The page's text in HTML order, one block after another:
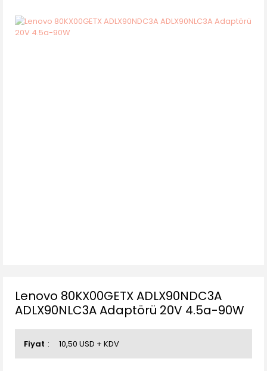
Lenovo 80KX00GETX ADLX90NDC3A
ADLX90NLC3A Adaptörü 20V 4.5a-90W
Fiyat 10,50 USD + KDV